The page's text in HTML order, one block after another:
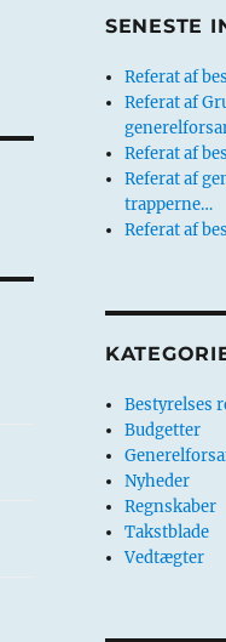
SENESTE
Referat af
Referat af
Referat af
Referat af
trapperne…
Referat af
Bestyrelses
Budgetter
Nyheder
Regnskaber
Takstblade
Vedtægter